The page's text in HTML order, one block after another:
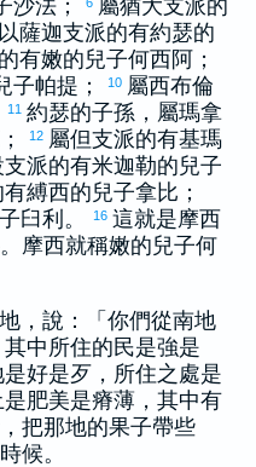
沙法 ； 屬猶大支派的
以薩迦支派的有約瑟的
有嫩的兒子何西阿 ；
子帕提 ； 10 屬西布倫
11 約瑟的子孫，屬瑪拿
； 12 屬但支派的有基瑪
支派的有米迦勒的兒子
有縛西的兒子拿比 ；
臼利 。 16 這就是摩西
摩西就稱嫩的兒子何
地，說：「你們從南地
中所住的民是強是
是好是歹，所住之處是
是肥美是瘠薄，其中有
把那地的果子帶些
候。